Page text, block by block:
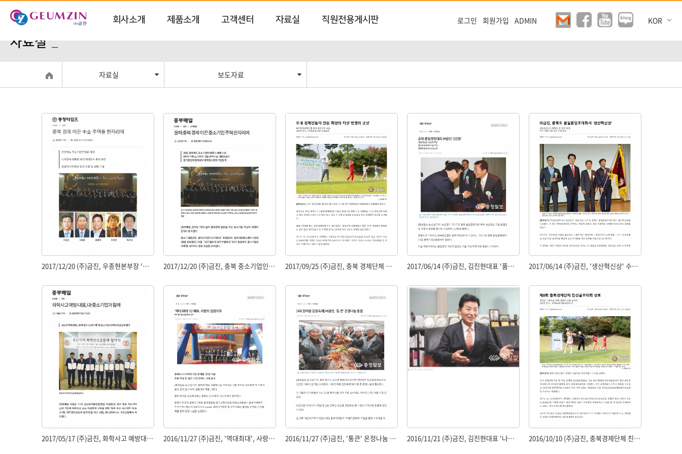
회사소개 제품소개 고객센터 자료실 직원전용게시판 로그인 회원가입 ADMIN
KOR
자료실
자료실 보도자료
2017/12/20 (주)금진, 우종현본부장 '중소기업부장관' 표창 2017/12/20 (주)금진, 충북 중소기업인대회 시상 2017/09/25 (주)금진, 충북 경제단체 친선 골프대회 성료 2017/06/14 (주)금진, 김진현대표 '품질경영 유공자' 표창수여 2017/06/14 (주)금진, '생산혁신상' 수상, 품질분임조 대회
2017/05/17 (주)금진, 화학사고 예방대응,중소대기업과 함께 2016/11/27 (주)금진, '역대최대', 사랑의 김장으로 2016/11/27 (주)금진, '통큰' 온정나눔 동참 2016/11/21 (주)금진, 김진현대표 '나눔은 가슴 두근거리게 하는 선물' 2016/10/10 (주)금진, 충북경제단체 친선골프대회 성료